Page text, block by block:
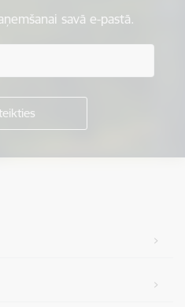
savā e-pastā.